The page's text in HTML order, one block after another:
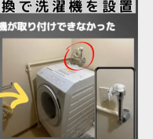
リアしていたものの、
不可能な状態。そのた
ら搬入し、所定の位置
に復旧することでスム
施工料金はドラム式洗
で7,280円～となり、
たけど、無事に入って本